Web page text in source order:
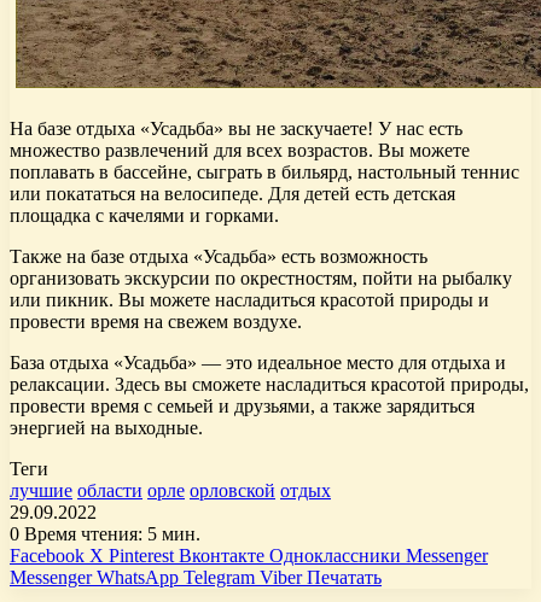
На базе отдыха «Усадьба» вы не заскучаете! У нас есть
множество развлечений для всех возрастов. Вы можете
поплавать в бассейне, сыграть в бильярд, настольный теннис
или покататься на велосипеде. Для детей есть детская
площадка с качелями и горками.
Также на базе отдыха «Усадьба» есть возможность
организовать экскурсии по окрестностям, пойти на рыбалку
или пикник. Вы можете насладиться красотой природы и
провести время на свежем воздухе.
База отдыха «Усадьба» — это идеальное место для отдыха и
релаксации. Здесь вы сможете насладиться красотой природы,
провести время с семьей и друзьями, а также зарядиться
энергией на выходные.
Теги
лучшие области орле орловской отдых
29.09.2022
0 Время чтения: 5 мин.
Facebook X Pinterest Вконтакте Одноклассники Messenger
Messenger WhatsApp Telegram Viber Печатать